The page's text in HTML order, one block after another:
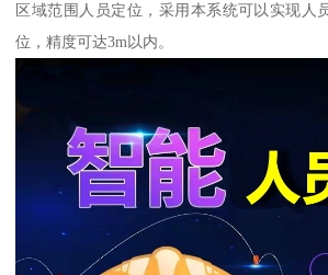
区域范围人员定位，采用本系统可以实现人
位，精度可达3m以内。